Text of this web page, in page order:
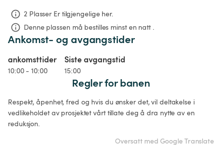
2 Plasser Er tilgjengelige her.
Denne plassen må bestilles minst en natt .
Ankomst- og avgangstider
ankomsttider
10:00 - 10:00
Siste avgangstid
15:00
Regler for banen
Respekt, åpenhet, fred og hvis du ønsker det, vil deltakelse i
vedlikeholdet av prosjektet vårt tillate deg å dra nytte av en
reduksjon.
Oversatt med Google Translate